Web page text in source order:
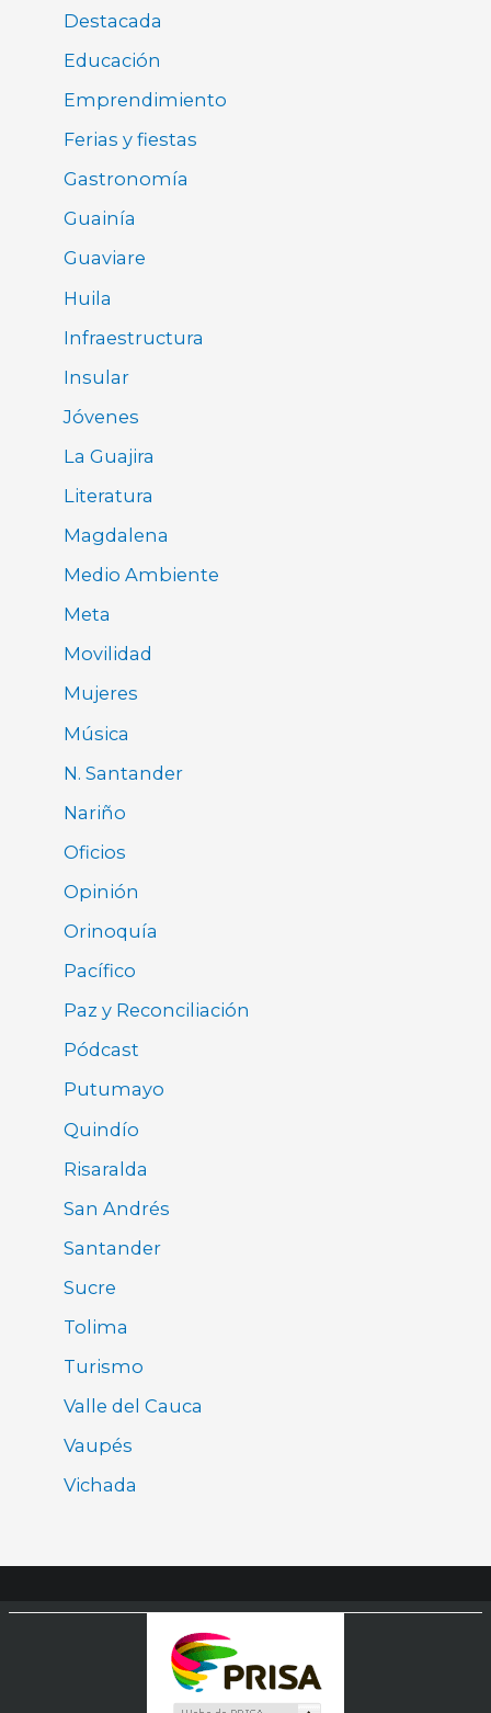
Destacada
Educación
Emprendimiento
Ferias y fiestas
Gastronomía
Guainía
Guaviare
Huila
Infraestructura
Insular
Jóvenes
La Guajira
Literatura
Magdalena
Medio Ambiente
Meta
Movilidad
Mujeres
Música
N. Santander
Nariño
Oficios
Opinión
Orinoquía
Pacífico
Paz y Reconciliación
Pódcast
Putumayo
Quindío
Risaralda
San Andrés
Santander
Sucre
Tolima
Turismo
Valle del Cauca
Vaupés
Vichada